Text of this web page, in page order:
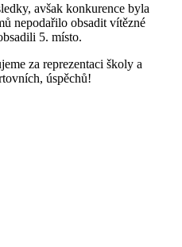
avšak konkurence byla
nepodařilo obsadit vítězné
5. místo.
za reprezentaci školy a
úspěchů!